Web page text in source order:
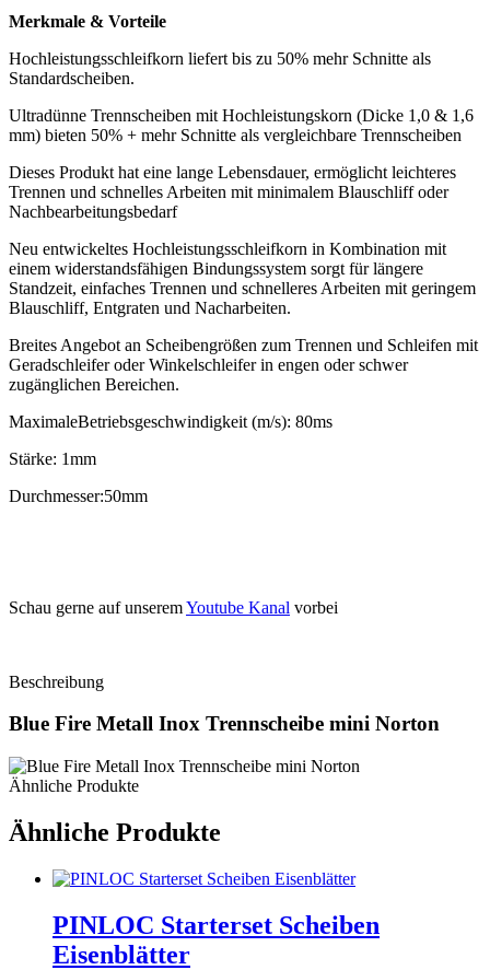
Merkmale & Vorteile
Hochleistungsschleifkorn liefert bis zu 50% mehr Schnitte als
Standardscheiben.
Ultradünne Trennscheiben mit Hochleistungskorn (Dicke 1,0 & 1,6
mm) bieten 50% + mehr Schnitte als vergleichbare Trennscheiben
Dieses Produkt hat eine lange Lebensdauer, ermöglicht leichteres
Trennen und schnelles Arbeiten mit minimalem Blauschliff oder
Nachbearbeitungsbedarf
Neu entwickeltes Hochleistungsschleifkorn in Kombination mit
einem widerstandsfähigen Bindungssystem sorgt für längere
Standzeit, einfaches Trennen und schnelleres Arbeiten mit geringem
Blauschliff, Entgraten und Nacharbeiten.
Breites Angebot an Scheibengrößen zum Trennen und Schleifen mit
Geradschleifer oder Winkelschleifer in engen oder schwer
zugänglichen Bereichen.
MaximaleBetriebsgeschwindigkeit (m/s): 80ms
Stärke: 1mm
Durchmesser:50mm
Schau gerne auf unseremYoutube Kanal vorbei
Beschreibung
Blue Fire Metall Inox Trennscheibe mini Norton
Ähnliche Produkte
Ähnliche Produkte
PINLOC Starterset Scheiben
Eisenblätter